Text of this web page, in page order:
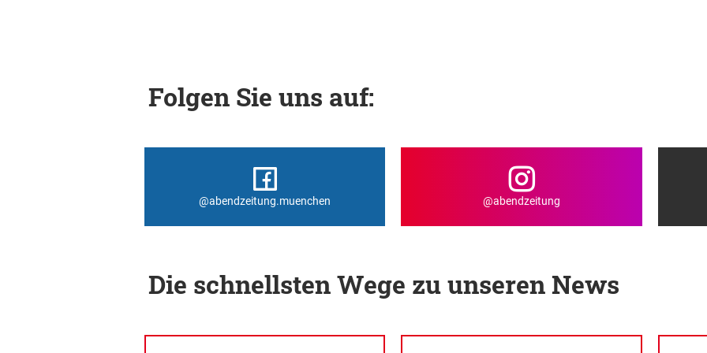
Folgen Sie uns auf:
@abendzeitung.muenchen @abendzeitung
Die schnellsten Wege zu unseren News